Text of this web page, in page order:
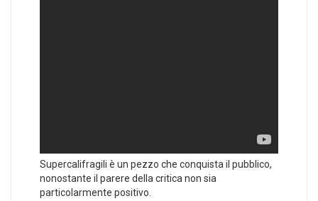
Supercalifragili è un pezzo che conquista il pubblico,
nonostante il parere della critica non sia
particolarmente positivo.